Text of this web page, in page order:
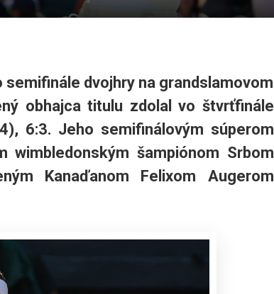
dvojhry na grandslamovom
obhajca titulu zdolal vo štvrťfinále
6:3. Jeho semifinálovým súperom
wimbledonským šampiónom Srbom
Kanaďanom Felixom Augerom